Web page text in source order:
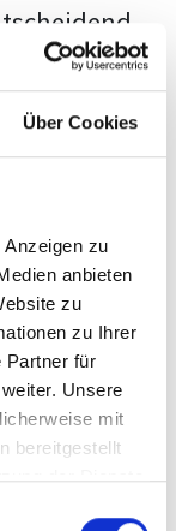
Über Cookies
zu
anbieten
zu
zu Ihrer
Partner für
Unsere
mit
bereitgestellt
der Dienste
hat
sie dir
bieten.
mit
dieses
deiner